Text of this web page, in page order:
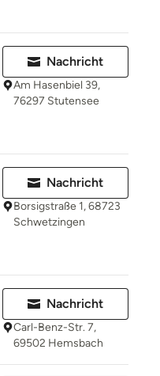
Nachricht
Am Hasenbiel 39,
76297 Stutensee
Nachricht
Borsigstraße 1, 68723
Schwetzingen
Nachricht
Carl-Benz-Str. 7,
69502 Hemsbach